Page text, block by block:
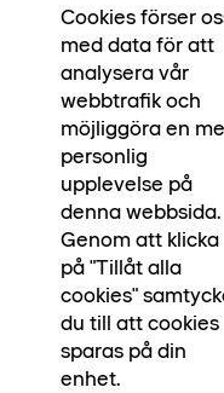
Cookies förser
med data för att
analysera vår
webbtrafik och
möjliggöra en
personlig
upplevelse på
denna webbsida.
Genom att klicka
på "Tillåt alla
cookies"
du till att cookies
sparas på din
enhet.